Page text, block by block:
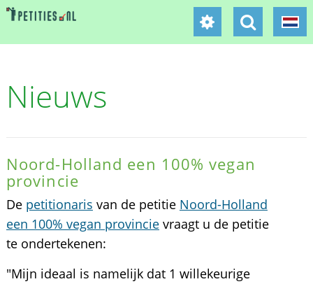
Nieuws
Noord-Holland een 100% vegan
provincie
De petitionaris van de petitie Noord-Holland
een 100% vegan provincievraagt u de petitie
te ondertekenen:
"Mijn ideaal is namelijk dat 1 willekeurige